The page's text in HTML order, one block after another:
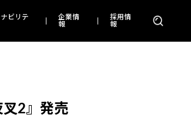
ビリテ
企業情
報
採用情
報
叉2』発売